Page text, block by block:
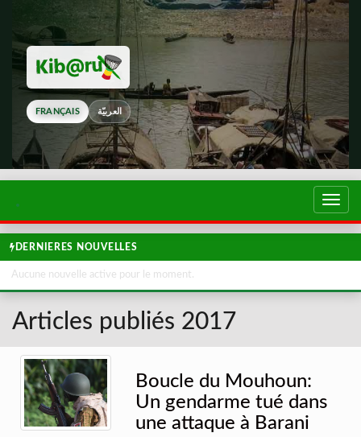
FRANÇAIS العربيّة
DERNIERES NOUVELLES
Aucune nouvelle active pour le moment.
Articles publiés 2017
Boucle du Mouhoun:
Un gendarme tué dans
une attaque à Barani